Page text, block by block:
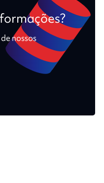
nossos